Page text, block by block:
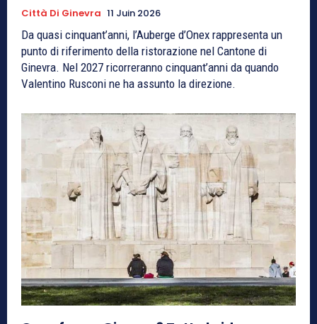
Città Di Ginevra 11 Juin 2026
Da quasi cinquant’anni, l’Auberge d’Onex rappresenta un
punto di riferimento della ristorazione nel Cantone di
Ginevra. Nel 2027 ricorreranno cinquant’anni da quando
Valentino Rusconi ne ha assunto la direzione.